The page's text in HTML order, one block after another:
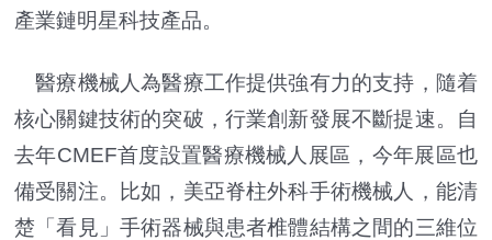
產業鏈明星科技產品。
醫療機械人為醫療工作提供強有力的支持，隨着
核心關鍵技術的突破，行業創新發展不斷提速。自
去年CMEF首度設置醫療機械人展區，今年展區也
備受關注。比如，美亞脊柱外科手術機械人，能清
楚「看見」手術器械與患者椎體結構之間的三維位